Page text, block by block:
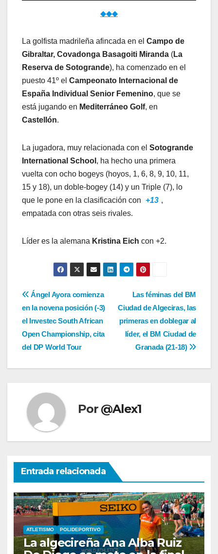
◆◆◆
La golfista madrileña afincada en el Campo de
Gibraltar, Covadonga Basagoiti Miranda (La
Reserva de Sotogrande), ha comenzado en el
puesto 41º el Campeonato Internacional de
España Individual Senior Femenino, que se
está jugando en Mediterráneo Golf, en
Castellón.
La jugadora, muy relacionada con el Sotogrande
International School , ha hecho una primera
vuelta con ocho bogeys (hoyos, 1, 6, 8, 9, 10, 11,
15 y 18), un doble-bogey (14) y un Triple (7), lo
que le pone en la clasificación con
+13 ,
empatada con otras seis rivales.
Líder es la alemana Kristina Eich con +2.
Navegación
de
entradas
Las féminas del BM
Ciudad de Algeciras, las
primeras en doblegar al
líder, el BM Ciudad de
Granada (21-18)
Ángel Ayora comienza
en la novena posición (-3)
el Investec South African
Open Championship, cita
del DP World Tour
Por @Alex1
Entrada relacionada
ATLETISMO POLIDEPORTIVO
La algecireña Ana Alba Ruiz